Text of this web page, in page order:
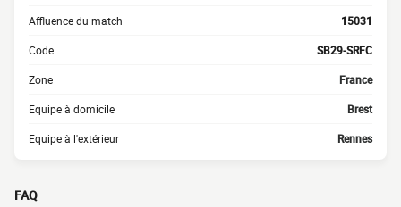
Affluence du match 15031
Code SB29-SRFC
Zone France
Equipe à domicile Brest
Equipe à l'extérieur Rennes
FAQ